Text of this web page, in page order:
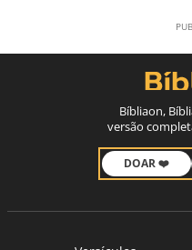
Bíbliaon,
versão
DOAR ❤️